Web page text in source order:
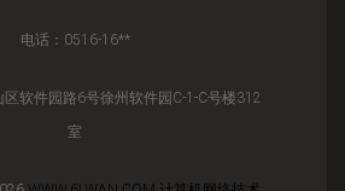
电话：0516-16**
软件园路6号徐州软件园C-1-C号楼312
室